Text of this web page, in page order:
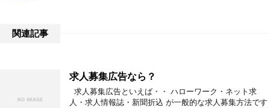
関連記事
求人募集広告なら？
求人募集広告といえば・・ ハローワーク・ネット求
人・求人情報誌・新聞折込 が一般的な求人募集方法です